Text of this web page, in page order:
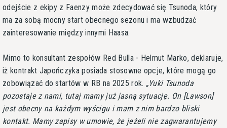
odejście z ekipy z Faenzy może zdecydować się Tsunoda, który
ma za sobą mocny start obecnego sezonu i ma wzbudzać
zainteresowanie między innymi Haasa.
Mimo to konsultant zespołów Red Bulla - Helmut Marko, deklaruje,
iż kontrakt Japończyka posiada stosowne opcje, które mogą go
zobowiązać do startów w RB na 2025 rok.
Yuki Tsunoda
pozostaje z nami, tutaj mamy już jasną sytuację. On [Lawson]
jest obecny na każdym wyścigu i mam z nim bardzo bliski
kontakt. Mamy zapisy w umowie, że jeżeli nie zagwarantujemy